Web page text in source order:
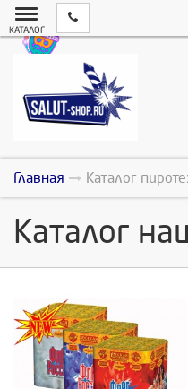
КАТАЛОГ
Главная Каталог
Каталог